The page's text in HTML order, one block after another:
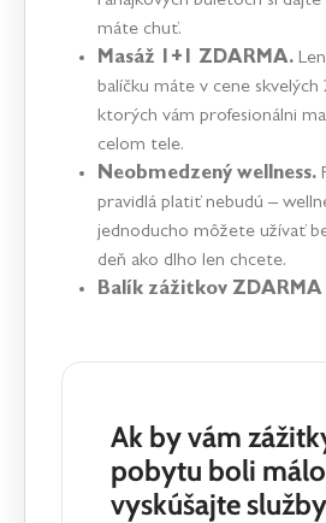
máte chuť.
Masáž 1+1 ZDARMA.
balíčku máte v cene
ktorých vám profesionálni
celom tele.
Neobmedzený wellness.
pravidlá platiť nebudú –
jednoducho môžete užívať
deň ako dlho len chcete.
Balík zážitkov ZDARMA
Ak by vám
pobytu boli
vyskúšajte